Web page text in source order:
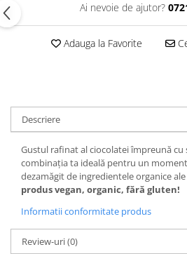
Ai nevoie de ajutor?
Adauga la Favorite
Descriere
Gustul rafinat al ciocolatei împreună cu
combinația ta ideală pentru un
dezamăgit de ingredientele organice
produs vegan, organic, fără gluten!
Informatii conformitate produs
Review-uri(0)